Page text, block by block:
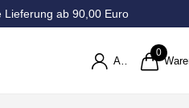
Lieferung ab 90,00 Euro
0